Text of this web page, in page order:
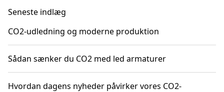
Seneste indlæg
CO2-udledning og moderne produktion
Sådan sænker du CO2 med led armaturer
Hvordan dagens nyheder påvirker vores CO2-